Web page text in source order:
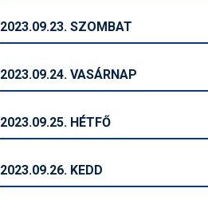
2023.09.23. SZOMBAT
2023.09.24. VASÁRNAP
2023.09.25. HÉTFŐ
2023.09.26. KEDD